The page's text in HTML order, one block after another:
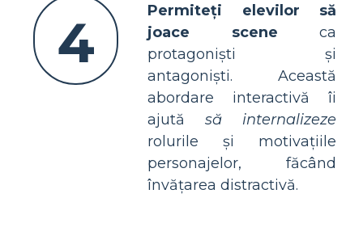
4
Permiteți elevilor să
joace scene ca
protagoniști și
antagoniști. Această
abordare interactivă îi
ajută să internalizeze
rolurile și motivațiile
personajelor, făcând
învățarea distractivă.